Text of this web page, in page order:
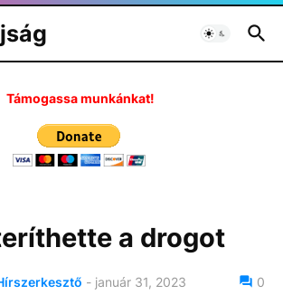
Támogassa munkánkat!
a drogot
- január 31, 2023 0